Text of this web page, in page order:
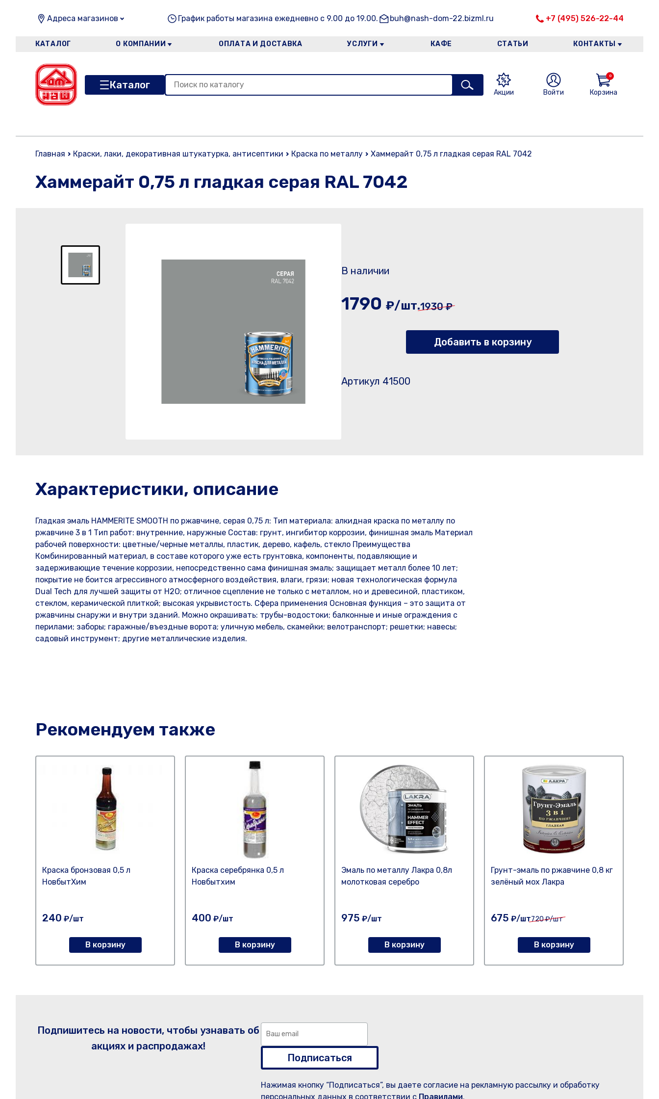
Адреса магазинов График работы магазина ежедневно с 9.00 до 19.00. buh@nash-dom-22.bizml.ru +7 (495) 526-22-44
КАТАЛОГ О КОМПАНИИ ОПЛАТА И ДОСТАВКА УСЛУГИ КАФЕ СТАТЬИ КОНТАКТЫ
Каталог
Акции Войти Корзина
0
Главная Краски, лаки, декоративная штукатурка, антисептики Краска по металлу Хаммерайт 0,75 л гладкая серая RAL 7042
Хаммерайт 0,75 л гладкая серая RAL 7042
В наличии
1790 ₽/шт.1930 ₽
Добавить в корзину
Артикул 41500
Характеристики, описание
Гладкая эмаль HAMMERITE SMOOTH по ржавчине, серая 0,75 л: Тип материала: алкидная краска по металлу по
ржавчине 3 в 1 Тип работ: внутренние, наружные Состав: грунт, ингибитор коррозии, финишная эмаль Материал
рабочей поверхности: цветные/черные металлы, пластик, дерево, кафель, стекло Преимущества
Комбинированный материал, в составе которого уже есть грунтовка, компоненты, подавляющие и
задерживающие течение коррозии, непосредственно сама финишная эмаль; защищает металл более 10 лет;
покрытие не боится агрессивного атмосферного воздействия, влаги, грязи; новая технологическая формула
Dual Tech для лучшей защиты от H2O; отличное сцепление не только с металлом, но и древесиной, пластиком,
стеклом, керамической плиткой; высокая укрывистость. Сфера применения Основная функция – это защита от
ржавчины снаружи и внутри зданий. Можно окрашивать: трубы-водостоки; балконные и иные ограждения с
перилами; заборы; гаражные/въездные ворота; уличную мебель, скамейки; велотранспорт; решетки; навесы;
садовый инструмент; другие металлические изделия.
Рекомендуем также
Краска бронзовая 0,5 л
НовбытХим
240 ₽/шт
В корзину
Краска серебрянка 0,5 л
Новбытхим
400 ₽/шт
В корзину
Эмаль по металлу Лакра 0,8л
молотковая серебро
975 ₽/шт
В корзину
Грунт-эмаль по ржавчине 0,8 кг
зелёный мох Лакра
675 ₽/шт720₽/шт
В корзину
Подпишитесь на новости, чтобы узнавать об
акциях и распродажах!
Подписаться
Нажимая кнопку “Подписаться”, вы даете согласие на рекламную рассылку и обработку
персональных данных в соответствии с Правилами.